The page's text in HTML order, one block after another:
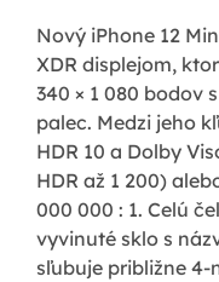
Nový iPhone 12
XDR displejom,
340 × 1 080 bodov
palec. Medzi jeho
HDR 10 a Dolby
HDR až 1 200)
000 000 : 1. Celú
vyvinuté sklo s
sľubuje približne